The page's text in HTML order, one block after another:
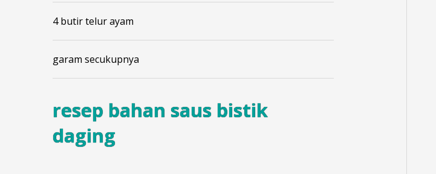
4 butir telur ayam
garam secukupnya
resep bahan saus bistik
daging